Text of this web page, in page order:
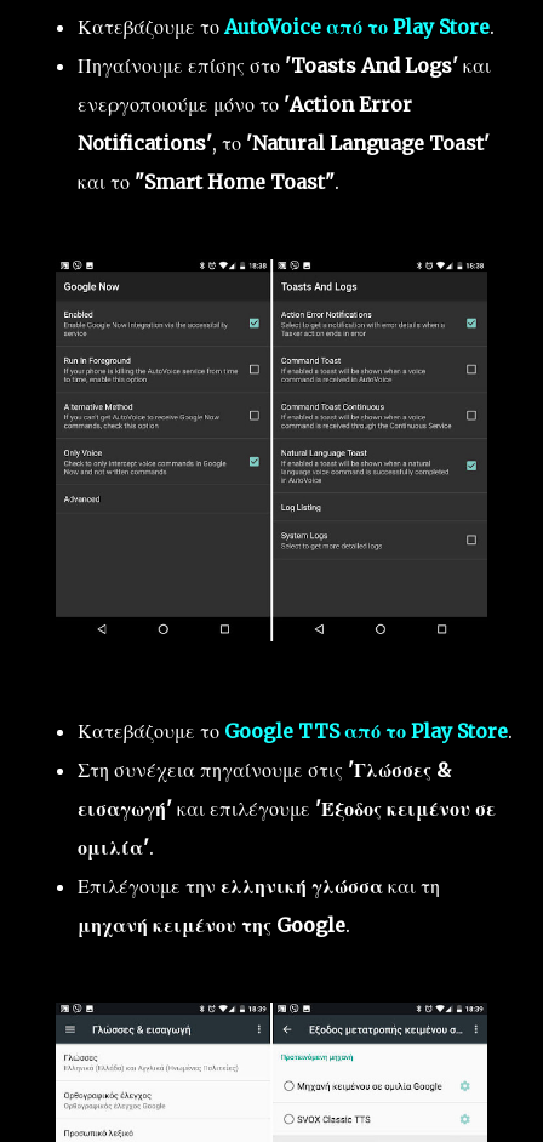
Κατεβάζουμε το AutoVoice από το Play Store.
Πηγαίνουμε επίσης στο 'Toasts And Logs' και
ενεργοποιούμε μόνο το 'Action Error
Notifications', το 'Natural Language Toast'
και το "Smart Home Toast".
Κατεβάζουμε το Google TTS από το Play Store.
Στη συνέχεια πηγαίνουμε στις 'Γλώσσες &
εισαγωγή' και επιλέγουμε 'Έξοδος κειμένου σε
ομιλία'.
Επιλέγουμε την ελληνική γλώσσα και τη
μηχανή κειμένου της Google.